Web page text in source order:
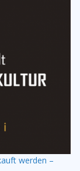
werden –